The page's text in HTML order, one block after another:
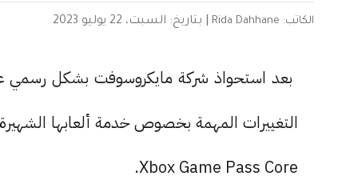
الكاتب: Rida Dahhane بتاريخ: السبت، 22 يوليو 2023
Xbox Game Pass Core.